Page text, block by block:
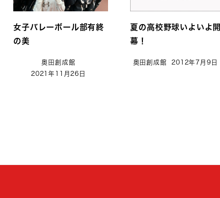
女子バレーボール部有終
の美
奥田創成館
2021年11月26日
夏の高校野球いよいよ
幕！
奥田創成館 2012年7月9日